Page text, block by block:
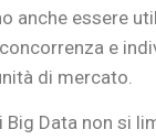
anche essere
e
di mercato.
Big Data non si